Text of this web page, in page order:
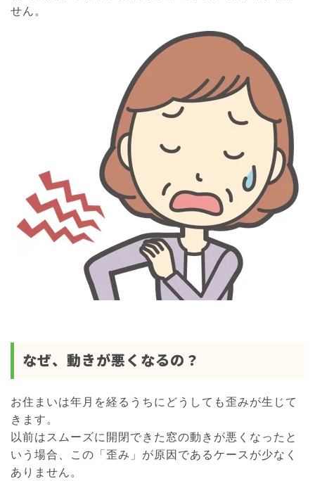
せん。
なぜ、動きが悪くなるの？
お住まいは年月を経るうちにどうしても歪みが生じて
きます。
以前はスムーズに開閉できた窓の動きが悪くなったと
いう場合、この「歪み」が原因であるケースが少なく
ありません。